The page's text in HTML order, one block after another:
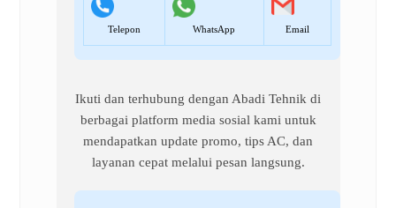
Telepon WhatsApp Email
Ikuti dan terhubung dengan Abadi Tehnik di
berbagai platform media sosial kami untuk
mendapatkan update promo, tips AC, dan
layanan cepat melalui pesan langsung.